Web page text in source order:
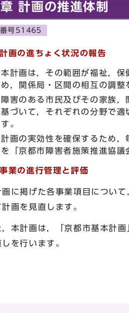
計画の推進体制
号51465
画の進ちょく状況の報告
本計画は，その範囲が福祉，
め，関係局・区間の相互の調整
障害のある市民及びその家族
基づいて，それぞれの分野で
す。
計画の実効性を確保するため
を「京都市障害者施策推進協
業の進行管理と評価
画に掲げた各事業項目につい
計画を見直します。
，本計画は，「京都市基本計
しを行います。